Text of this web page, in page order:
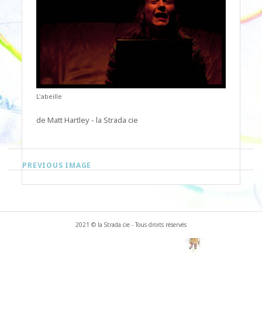
L'abeille
de Matt Hartley - la Strada cie
PREVIOUS IMAGE
2021 © la Strada cie - Tous droits réservés